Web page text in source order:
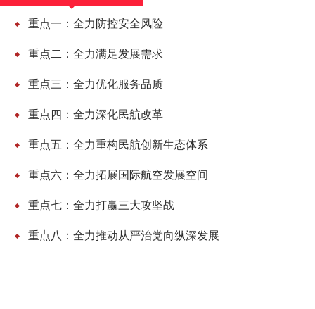
重点一：全力防控安全风险
重点二：全力满足发展需求
重点三：全力优化服务品质
重点四：全力深化民航改革
重点五：全力重构民航创新生态体系
重点六：全力拓展国际航空发展空间
重点七：全力打赢三大攻坚战
重点八：全力推动从严治党向纵深发展